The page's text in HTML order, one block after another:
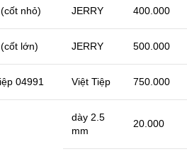
nhỏ) JERRY 400.000
lớn) JERRY 500.000
04991 Việt Tiệp 750.000
dày 2.5
mm
20.000